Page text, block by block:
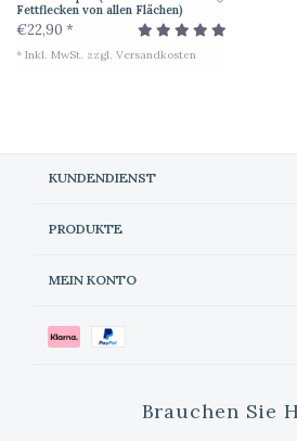
Fettflecken von allen Flächen)
€22,90 *
* Inkl. MwSt. zzgl. Versandkosten
KUNDENDIENST
PRODUKTE
MEIN KONTO
Brauchen Sie